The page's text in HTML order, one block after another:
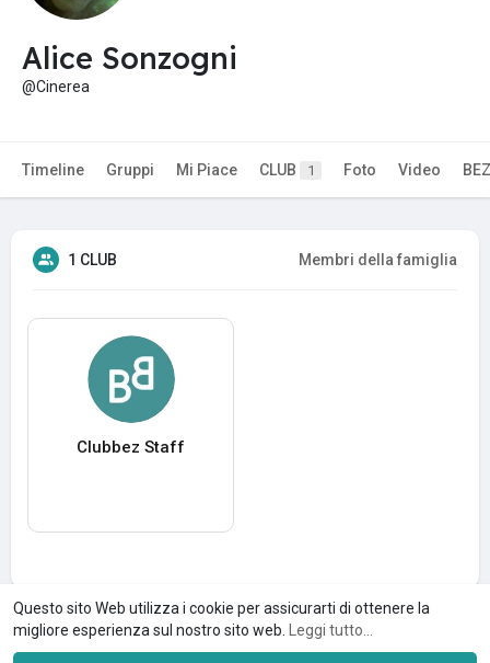
Questo sito Web utilizza i cookie per assicurarti di ottenere la
migliore esperienza sul nostro sito web.
Leggi tutto...
Alice Sonzogni
@Cinerea
Timeline Gruppi Mi Piace CLUB 1 Foto Video BEZ
1 CLUB Membri della famiglia
Clubbez Staff